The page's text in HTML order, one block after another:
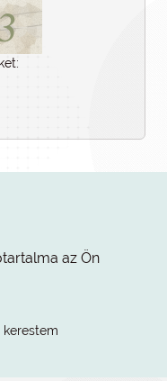
az Ön
kerestem